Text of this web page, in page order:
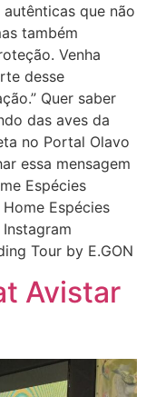
que não
também
Venha
desse
Quer saber
das aves da
no Portal Olavo
essa mensagem
Espécies
Espécies
Tour by E.GON
Avistar